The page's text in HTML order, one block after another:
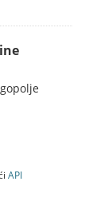
API